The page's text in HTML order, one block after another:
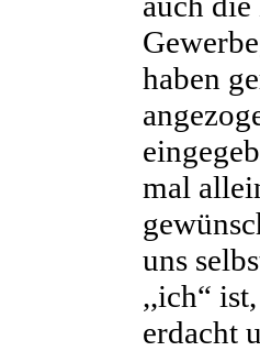
haben
mal
uns
,,ich“
erdacht